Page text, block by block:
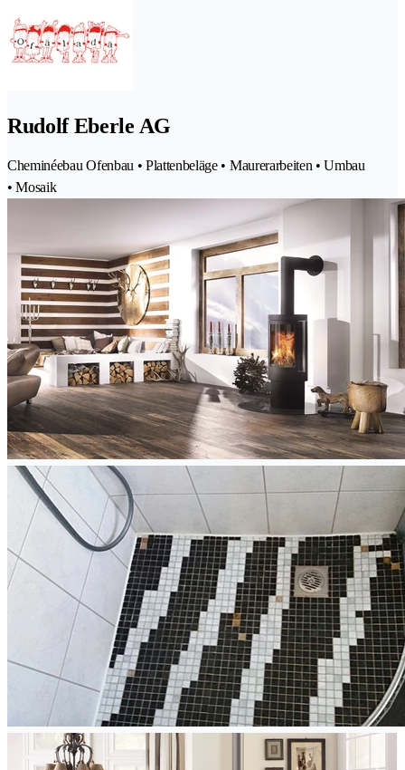
Rudolf Eberle AG
Cheminéebau Ofenbau • Plattenbeläge • Maurerarbeiten • Umbau
• Mosaik